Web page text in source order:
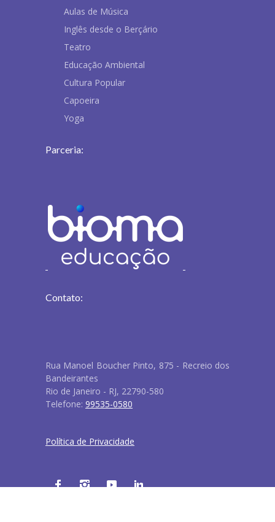
Aulas de Música
Inglês desde o Berçário
Teatro
Educação Ambiental
Cultura Popular
Capoeira
Yoga
Parceria:
Contato:
Rua Manoel Boucher Pinto, 875 - Recreio dos
Bandeirantes
Rio de Janeiro - RJ, 22790-580
Telefone: 99535-0580
Política de Privacidade